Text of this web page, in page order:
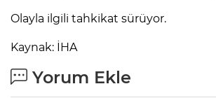
Olayla ilgili tahkikat sürüyor.
Kaynak: İHA
Yorum Ekle